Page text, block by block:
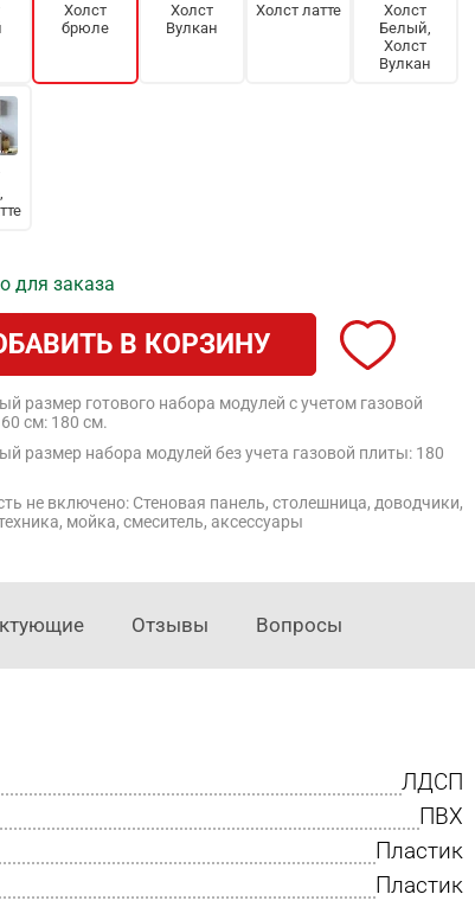
Холст
брюле
Холст
Вулкан
Холст латте
Холст
Белый,
Холст
Вулкан
для заказа
В КОРЗИНУ
размер готового набора модулей с учетом газовой
см: 180 см.
размер набора модулей без учета газовой плиты: 180
не включено: Стеновая панель, столешница, доводчики,
мойка, смеситель, аксессуары
Отзывы Вопросы
ЛДСП
ПВХ
Пластик
Пластик